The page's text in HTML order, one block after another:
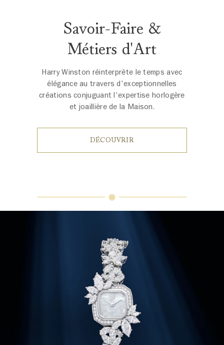
Savoir-Faire &
Métiers d'Art
Harry Winston réinterprète le temps avec
élégance au travers d'exceptionnelles
créations conjuguant l'expertise horlogère
et joaillière de la Maison.
DÉCOUVRIR